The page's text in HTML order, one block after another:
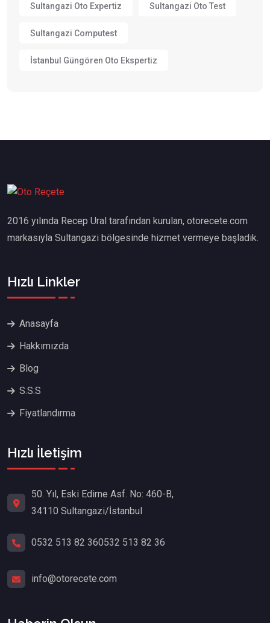
Sultangazi Oto Expertiz Sultangazi Oto Test
Sultangazi Computest
İstanbul Güngören Oto Ekspertiz
2016 yılında Recep Ural tarafından kurulan, otorecete.com
markasıyla Sultangazi bölgesinde hizmet vermeye başladık.
Hızlı Linkler
Anasayfa
Hakkımızda
Blog
S.S.S
Fiyatlandırma
Hızlı İletişim
50. Yıl, Eski Edirne Asf. No: 460-B,
34110 Sultangazi/İstanbul
0532 513 82 360532 513 82 36
info@otorecete.com